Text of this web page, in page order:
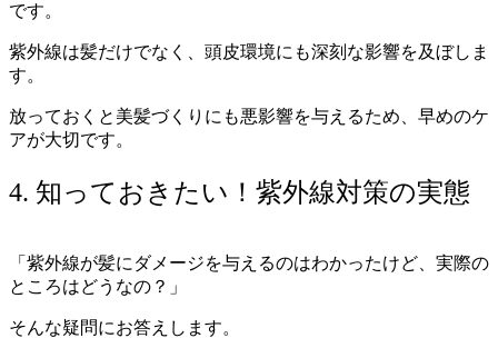
です。
紫外線は髪だけでなく、頭皮環境にも深刻な影響を及ぼしま
す。
放っておくと美髪づくりにも悪影響を与えるため、早めのケ
アが大切です。
4. 知っておきたい！紫外線対策の実態
「紫外線が髪にダメージを与えるのはわかったけど、実際の
ところはどうなの？」
そんな疑問にお答えします。